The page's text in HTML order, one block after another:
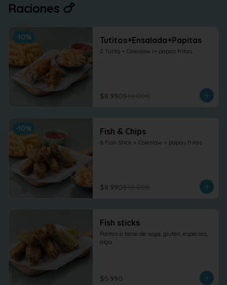
Raciones 🍗
-10% Tutitos+Ensalada+Papitas
2 Tutito + Coleslaw l+ papas fritas.
$8.990$10.000
-10% Fish & Chips
6 Fish Stick + Coleslaw + papas fritas.
$8.990$10.000
Fish sticks
Palitos a base de soya, gluten, especias,
alga.
$5.990